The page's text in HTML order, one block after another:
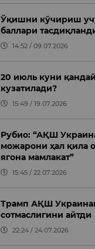
Ўқишни кўчириш
баллари
14:52 / 09.07.2026
20 июль куни
кузатилади?
15:49 / 19.07.2026
Рубио: “АҚШ
можарони ҳал қила
ягона мамлакат”
15:45 / 22.07.2026
Трамп АҚШ
сотмаслигини айтди
22:24 / 24.07.2026